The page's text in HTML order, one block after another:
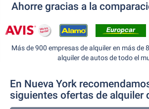
Ahorre gracias a la
Más de 900 empresas de alquiler en más de
alquiler de autos de todo el
En Nueva York
siguientes ofertas de alquiler